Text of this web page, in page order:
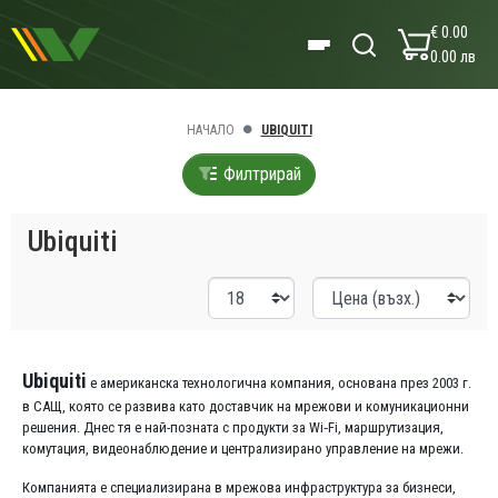
€ 0.00
0.00 лв
НАЧАЛО UBIQUITI
Филтрирай
Ubiquiti
Ubiquiti е американска технологична компания, основана през 2003 г.
в САЩ, която се развива като доставчик на мрежови и комуникационни
решения. Днес тя е най-позната с продукти за Wi‑Fi, маршрутизация,
комутация, видеонаблюдение и централизирано управление на мрежи.
Компанията е специализирана в мрежова инфраструктура за бизнеси,